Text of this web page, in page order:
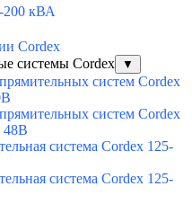
200 кВА
Cordex
системы Cordex
▼
систем Cordex
систем Cordex
48В
система Cordex 125-
система Cordex 125-